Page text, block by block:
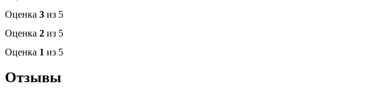
Оценка 3 из 5
Оценка 2 из 5
Оценка 1 из 5
Отзывы